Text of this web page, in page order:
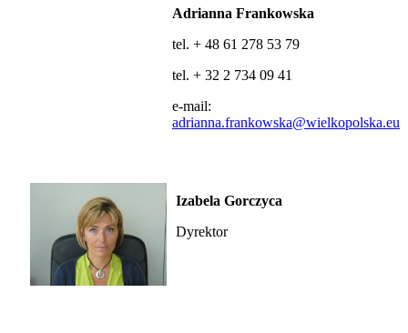
Adrianna Frankowska
tel. + 48 61 278 53 79
tel. + 32 2 734 09 41
e-mail:
adrianna.frankowska@wielkopolska.eu
Izabela Gorczyca
Dyrektor